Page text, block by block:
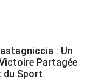
: Un
Partagée
du Sport